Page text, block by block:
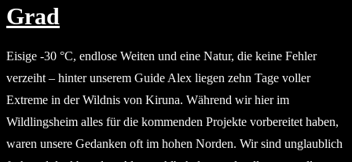
Grad
Eisige -30 °C, endlose Weiten und eine Natur, die keine Fehler
verzeiht – hinter unserem Guide Alex liegen zehn Tage voller
Extreme in der Wildnis von Kiruna. Während wir hier im
Wildlingsheim alles für die kommenden Projekte vorbereitet haben,
waren unsere Gedanken oft im hohen Norden. Wir sind unglaublich